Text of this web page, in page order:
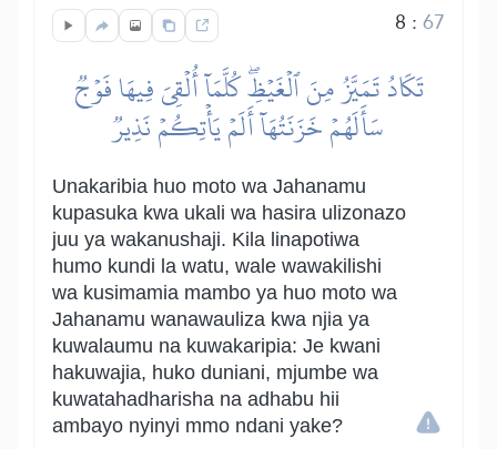
8 :67
تَكَادُ تَمَيَّزُ مِنَ ٱلۡغَيۡظِۖ كُلَّمَآ أُلۡقِيَ فِيهَا فَوۡجٞ
سَأَلَهُمۡ خَزَنَتُهَآ أَلَمۡ يَأۡتِكُمۡ نَذِيرٞ
Unakaribia huo moto wa Jahanamu
kupasuka kwa ukali wa hasira ulizonazo
juu ya wakanushaji. Kila linapotiwa
humo kundi la watu, wale wawakilishi
wa kusimamia mambo ya huo moto wa
Jahanamu wanawauliza kwa njia ya
kuwalaumu na kuwakaripia: Je kwani
hakuwajia, huko duniani, mjumbe wa
kuwatahadharisha na adhabu hii
ambayo nyinyi mmo ndani yake?